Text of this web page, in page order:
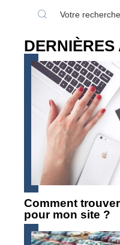
DERNIÈRES
Comment
pour mon site ?